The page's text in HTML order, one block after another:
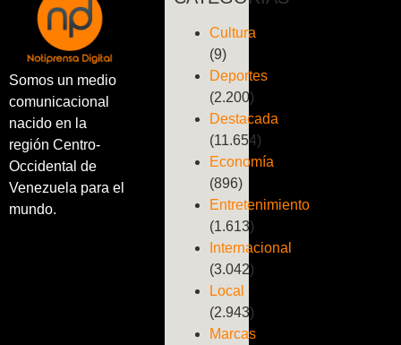
Somos un medio
comunicacional
nacido en la
región Centro-
Occidental de
Venezuela para el
mundo.
Cultura
(9)
Deportes
(2.200)
Destacada
(11.654)
Economía
(896)
Entretenimiento
(1.613)
Internacional
(3.042)
Local
(2.943)
Marcas